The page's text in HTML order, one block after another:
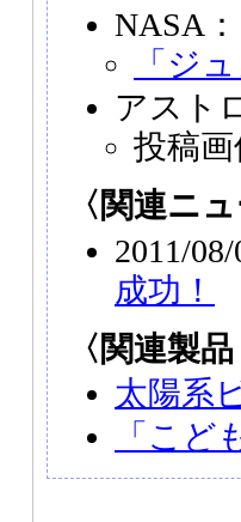
NASA：
「ジ
アスト
投稿画
〈関連ニュ
2011/
成功！
〈関連製品
太陽系
「こど